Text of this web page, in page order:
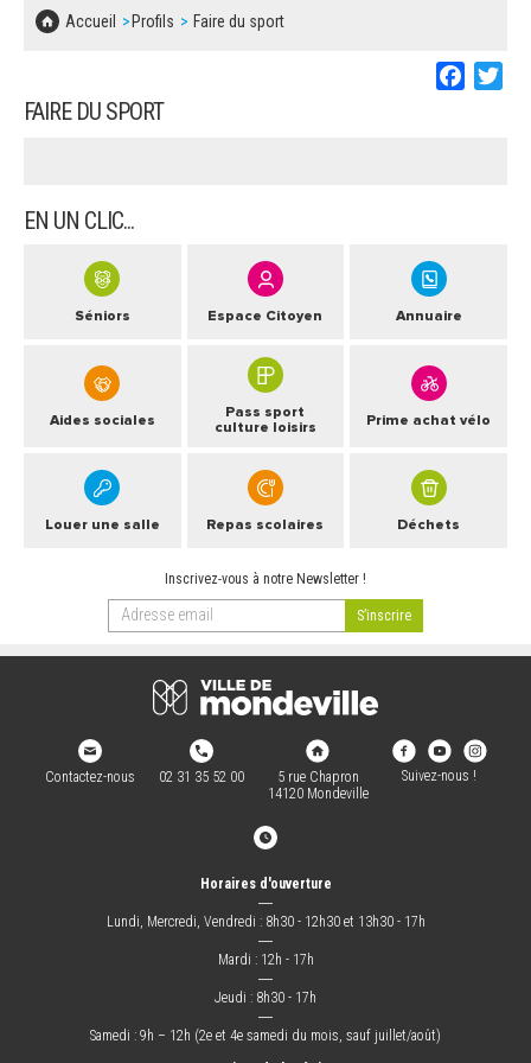
Accueil Profils Faire du sport
FAIRE DU SPORT
EN UN CLIC...
Séniors Espace Citoyen Annuaire
Aides sociales
Pass sport
culture loisirs
Prime achat vélo
Louer une salle Repas scolaires Déchets
Inscrivez-vous à notre Newsletter !
Contactez-nous 02 31 35 52 00
5 rue Chapron
14120 Mondeville
Suivez-nous !
Horaires d'ouverture
―
Lundi, Mercredi, Vendredi : 8h30 - 12h30 et 13h30 - 17h
―
Mardi : 12h - 17h
―
Jeudi : 8h30 - 17h
―
Samedi : 9h – 12h (2e et 4e samedi du mois, sauf juillet/août)
CONCERTATIONS PUBLIQUES
SOLIDARITÉ, LOGEMENT
SÉNIORS
POLICE MUNICIPALE
DECHETS
SIGNALEMENTS
BESOIN D'UNE AIDE ?
LES ASSOCIATIONS
MARCHÉS PUBLICS
REGLEMENT LOCAL DE PUBLICITÉ
DECLARATION DE DEMARCHAGE
DEMANDE DE PRÊT DE MATERIEL
PLAN D'ACTION MUNICIPAL
ARRÊTÉS MUNICIPAUX